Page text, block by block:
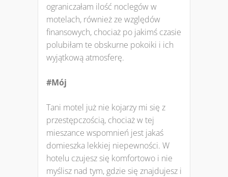
ograniczałam ilość noclegów w
motelach, również ze względów
finansowych, chociaż po jakimś czasie
polubiłam te obskurne pokoiki i ich
wyjątkową atmosferę.
#Mój
Tani motel już nie kojarzy mi się z
przestępczością, chociaż w tej
mieszance wspomnień jest jakaś
domieszka lekkiej niepewności. W
hotelu czujesz się komfortowo i nie
myślisz nad tym, gdzie się znajdujesz i